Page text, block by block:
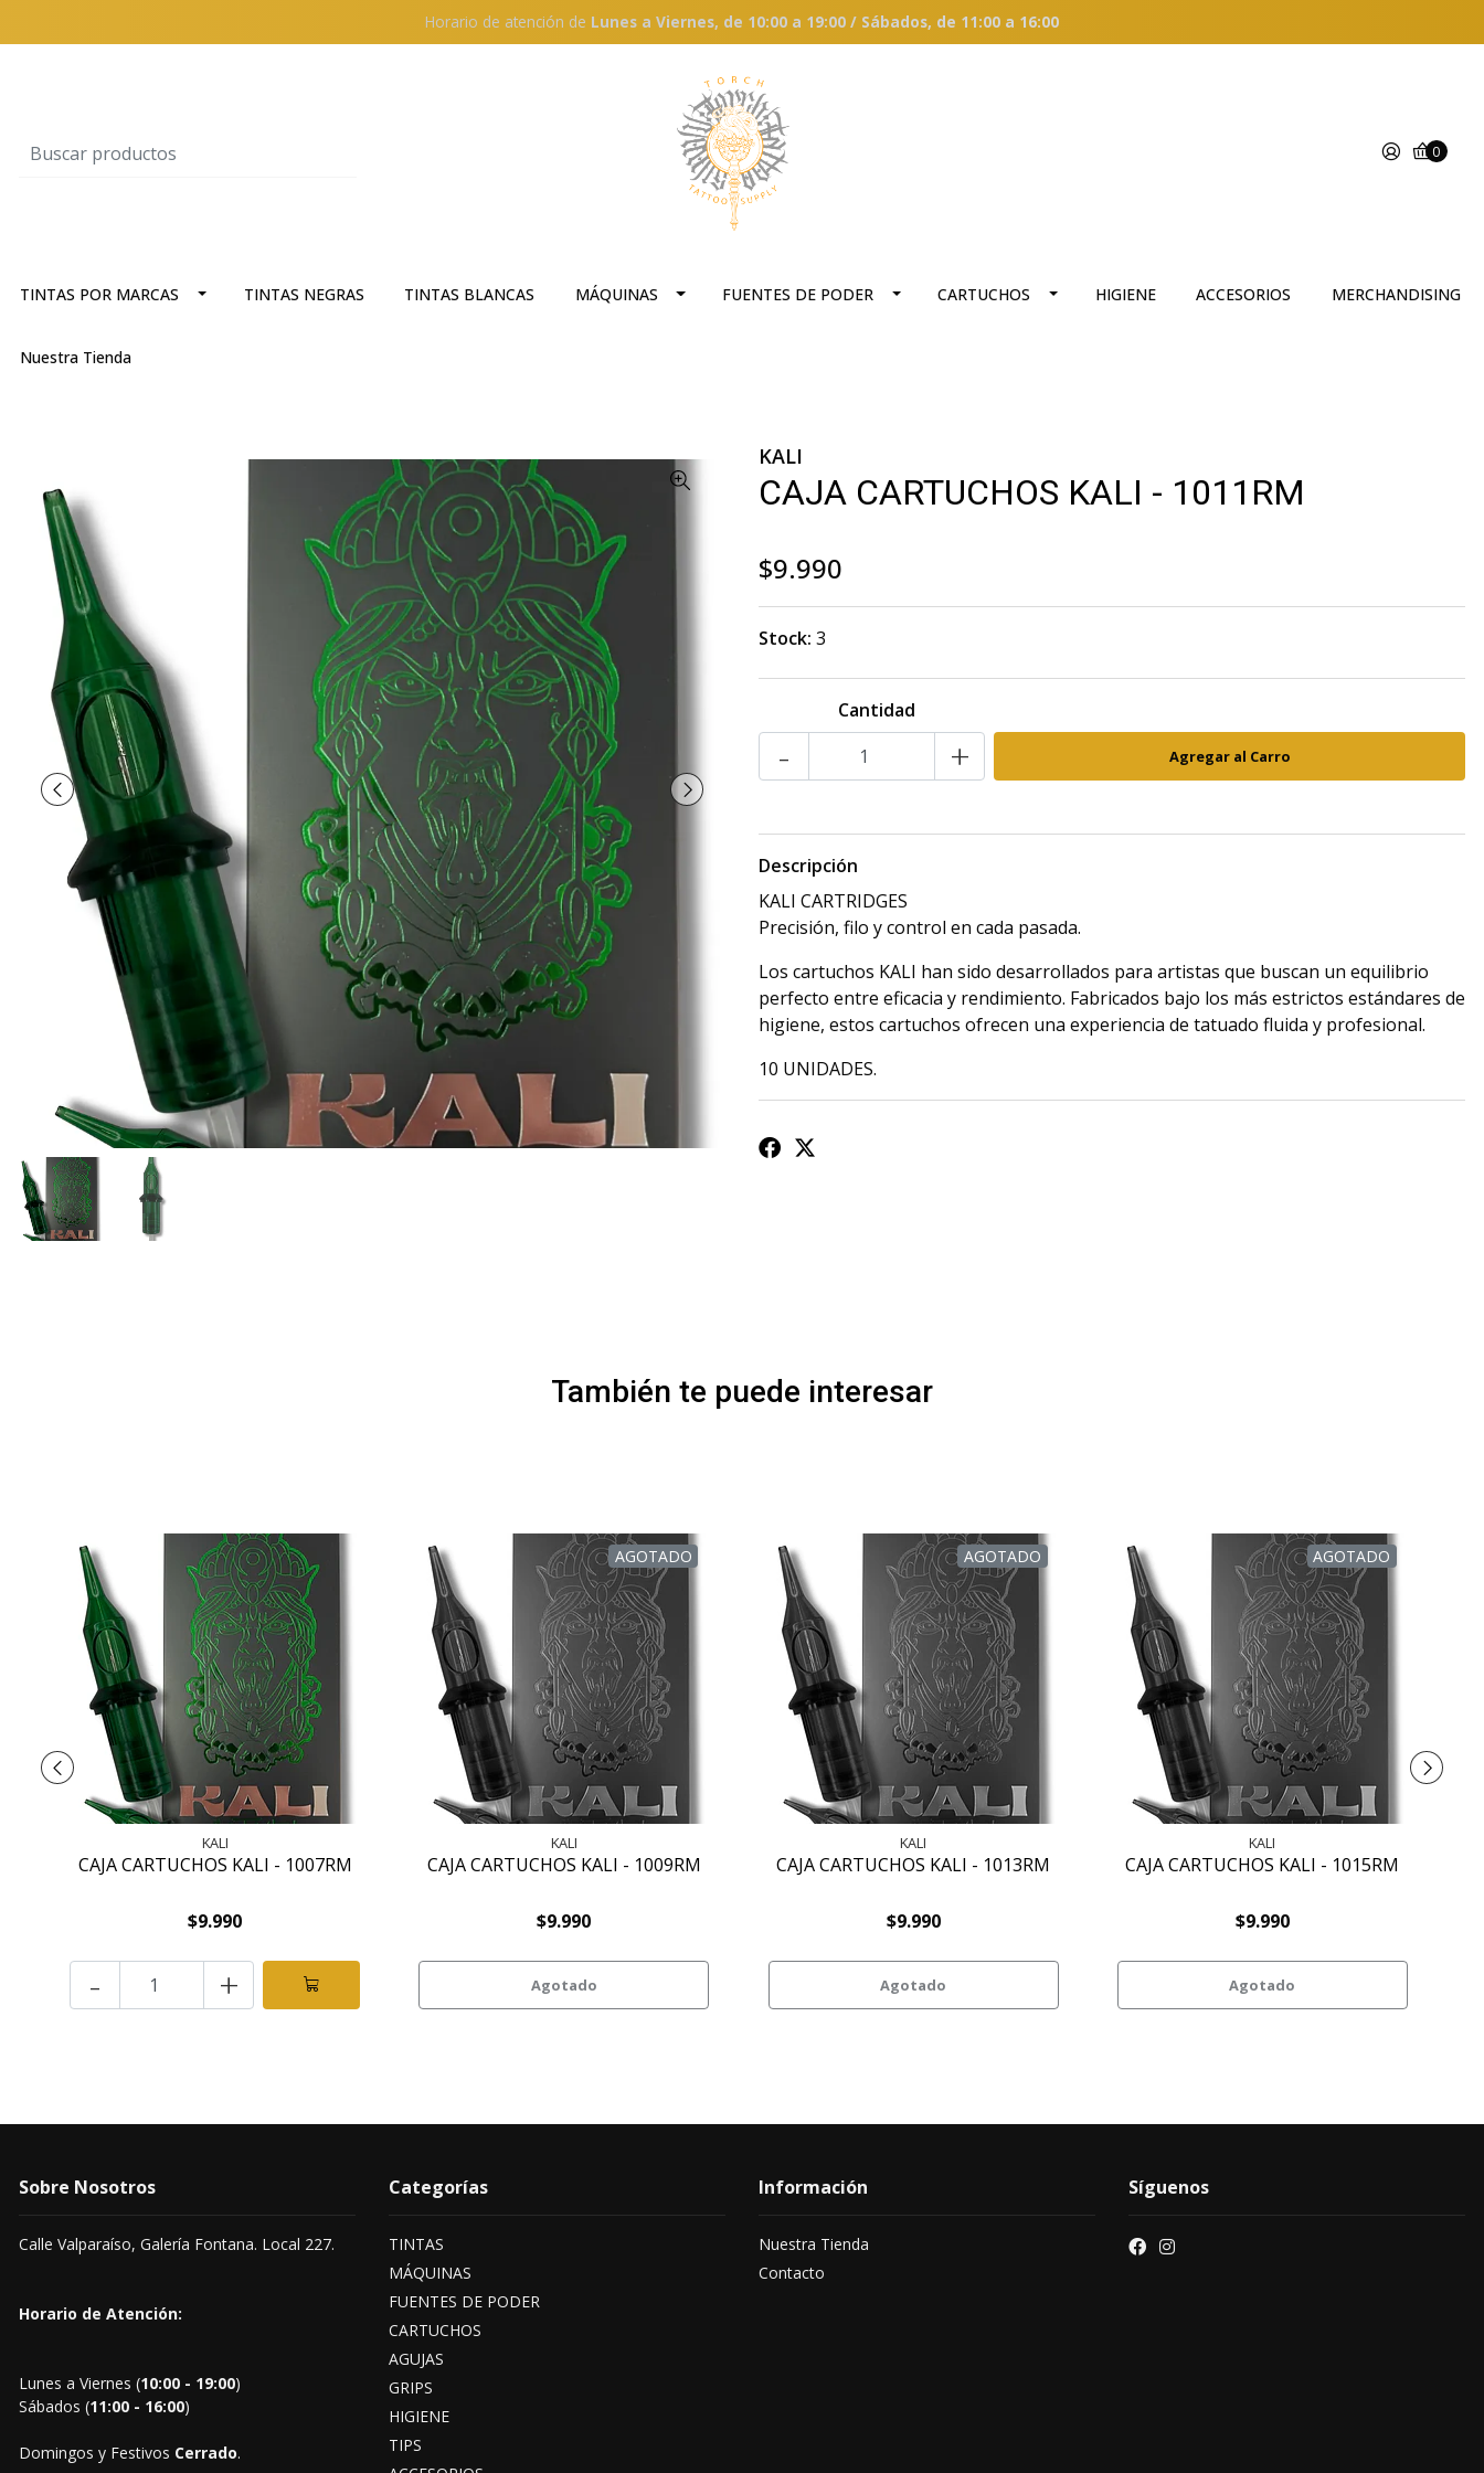
Horario de atención de Lunes a Viernes, de 10:00 a 19:00 / Sábados, de 11:00 a 16:00
0
TINTAS POR MARCAS TINTAS NEGRAS TINTAS BLANCAS MÁQUINAS FUENTES DE PODER CARTUCHOS HIGIENE ACCESORIOS MERCHANDISING
Nuestra Tienda
KALI
CAJA CARTUCHOS KALI - 1011RM
$9.990
Stock: 3
Cantidad
- +
Descripción
KALI CARTRIDGES
Precisión, filo y control en cada pasada.
Los cartuchos KALI han sido desarrollados para artistas que buscan un equilibrio
perfecto entre eficacia y rendimiento. Fabricados bajo los más estrictos estándares de
higiene, estos cartuchos ofrecen una experiencia de tatuado fluida y profesional.
10 UNIDADES.
También te puede interesar
KALI
CAJA CARTUCHOS KALI - 1007RM
$9.990
- +
AGOTADO
KALI
CAJA CARTUCHOS KALI - 1009RM
$9.990
Agotado
AGOTADO
KALI
CAJA CARTUCHOS KALI - 1013RM
$9.990
Agotado
AGOTADO
KALI
CAJA CARTUCHOS KALI - 1015RM
$9.990
Agotado
Sobre Nosotros
Calle Valparaíso, Galería Fontana. Local 227.
Horario de Atención:
Lunes a Viernes (10:00 - 19:00)
Sábados (11:00 - 16:00)
Domingos y Festivos Cerrado.
Categorías
TINTAS
MÁQUINAS
FUENTES DE PODER
CARTUCHOS
AGUJAS
GRIPS
HIGIENE
TIPS
Información
Nuestra Tienda
Contacto
Síguenos